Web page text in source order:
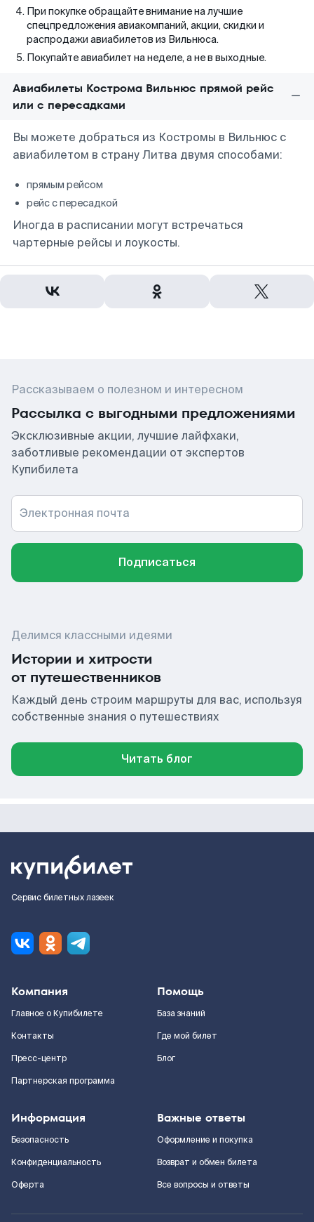
При покупке обращайте внимание на лучшие
спецпредложения авиакомпаний, акции, скидки и
распродажи авиабилетов из Вильнюса.
Покупайте авиабилет на неделе, а не в выходные.
Авиабилеты Кострома Вильнюс прямой рейс
или с пересадками
Вы можете добраться из Костромы в Вильнюс с
авиабилетом в страну Литва двумя способами:
прямым рейсом
рейс с пересадкой
Иногда в расписании могут встречаться
чартерные рейсы и лоукосты.
Рассказываем о полезном и интересном
Рассылка с выгодными предложениями
Эксклюзивные акции, лучшие лайфхаки,
заботливые рекомендации от экспертов
Купибилета
Электронная почта
Подписаться
Делимся классными идеями
Истории и хитрости
от путешественников
Каждый день строим маршруты для вас, используя
собственные знания о путешествиях
Читать блог
Сервис билетных лазеек
Компания
Главное о Купибилете
Контакты
Пресс-центр
Партнерская программа
Помощь
База знаний
Где мой билет
Блог
Информация
Безопасность
Конфиденциальность
Оферта
Важные ответы
Оформление и покупка
Возврат и обмен билета
Все вопросы и ответы